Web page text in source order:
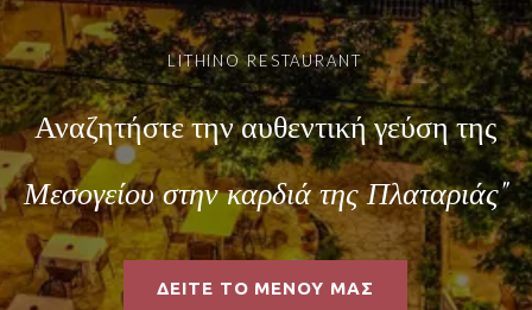
ΔΕΙΤΕ ΤΟ ΜΕΝΟΥ ΜΑΣ
Αναζητήστε την αυθεντική γεύση της
Μεσογείου στην καρδιά της Πλαταριάς"
LITHINO RESTAURANT